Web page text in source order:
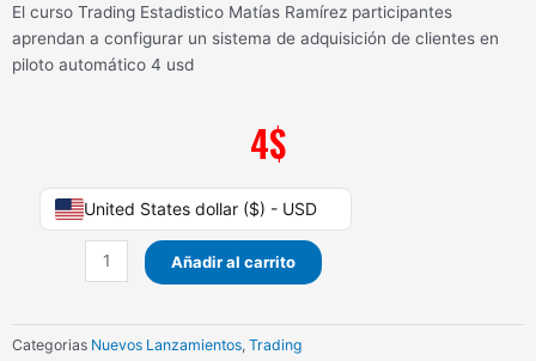
El curso Trading Estadistico Matías Ramírez participantes
aprendan a configurar un sistema de adquisición de clientes en
piloto automático 4 usd
4$
United States dollar ($) - USD
Trading
Estadistico
Ramírez
Añadir al carrito
Categorias Nuevos Lanzamientos, Trading